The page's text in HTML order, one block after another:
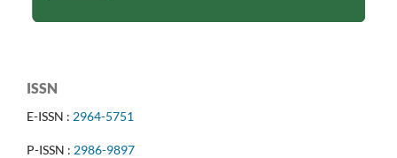
ISSN
E-ISSN : 2964-5751
P-ISSN : 2986-9897